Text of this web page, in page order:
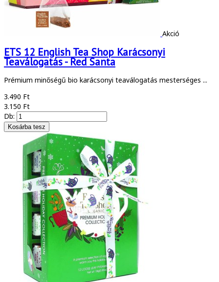
Akció
ETS 12 English Tea Shop Karácsonyi
Teaválogatás - Red Santa
Prémium minőségű bio karácsonyi teaválogatás mesterséges ...
3.490 Ft
3.150 Ft
Db: